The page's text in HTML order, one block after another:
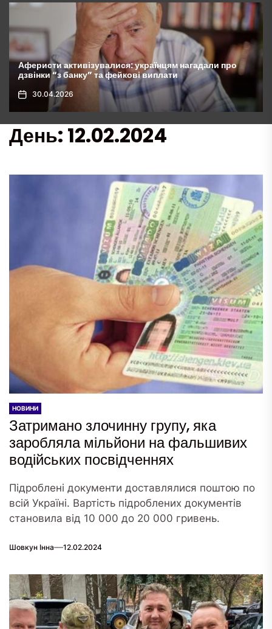
про
Комунальні платежі зростуть у 10 разів:
будуть покривати витрати сусідів
30.04.2026
День: 12.02.2024
НОВИНИ
Затримано злочинну групу, яка
заробляла мільйони на фальшивих
водійських посвідченнях
Підроблені документи доставлялися поштою по
всій Україні. Вартість підроблених документів
становила від 10 000 до 20 000 гривень.
Шовкун Інна 12.02.2024